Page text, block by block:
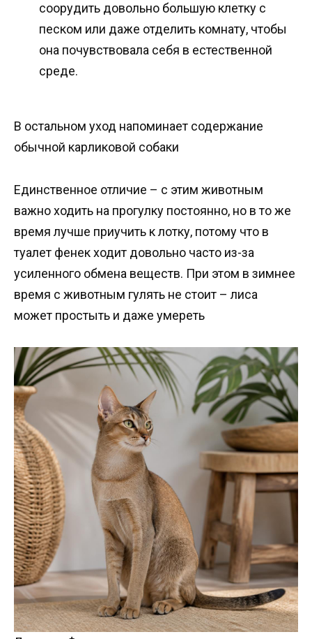
соорудить довольно большую клетку с
песком или даже отделить комнату, чтобы
она почувствовала себя в естественной
среде.
В остальном уход напоминает содержание
обычной карликовой собаки
Единственное отличие – с этим животным
важно ходить на прогулку постоянно, но в то же
время лучше приучить к лотку, потому что в
туалет фенек ходит довольно часто из-за
усиленного обмена веществ. При этом в зимнее
время с животным гулять не стоит – лиса
может простыть и даже умереть